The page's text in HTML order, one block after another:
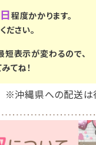
程度かかります。
ださい。
短表示が変わるので、
てね！
※沖縄県への配送は